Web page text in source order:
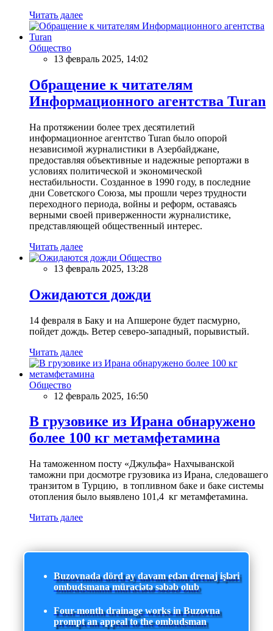
Читать далее
Общество
13 февраль 2025, 14:02
Обращение к читателям
Информационного агентства Turan
На протяжении более трех десятилетий
информационное агентство Turan было опорой
независимой журналистики в Азербайджане,
предоставляя объективные и надежные репортажи в
условиях политической и экономической
нестабильности. Созданное в 1990 году, в последние
дни Советского Союза, мы прошли через трудности
переходного периода, войны и реформ, оставаясь
верными своей приверженности журналистике,
представляющей общественный интерес.
Читать далее
Общество
13 февраль 2025, 13:28
Ожидаются дожди
14 февраля в Баку и на Апшероне будет пасмурно,
пойдет дождь. Ветер северо-западный, порывистый.
Читать далее
Общество
12 февраль 2025, 16:50
В грузовике из Ирана обнаружено
более 100 кг метамфетамина
На таможенном посту «Джульфа» Нахчыванской
таможни при досмотре грузовика из Ирана, следовашего
транзитом в Турцию, в топливном баке и баке системы
отопления было выявлено 101,4 кг метамфетамина.
Читать далее
Buzovnada dörd ay davam edən drenaj işləri
ombudsmana müraciətə səbəb olub
Four-month drainage works in Buzovna
prompt an appeal to the ombudsman